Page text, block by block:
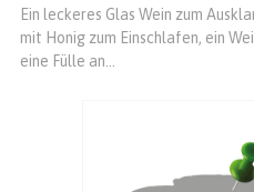
Ein leckeres Glas Wein zum
mit Honig zum Einschlafen, ein
eine Fülle an...